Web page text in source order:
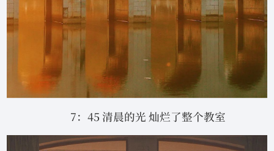
7：45 清晨的光 灿烂了整个教室